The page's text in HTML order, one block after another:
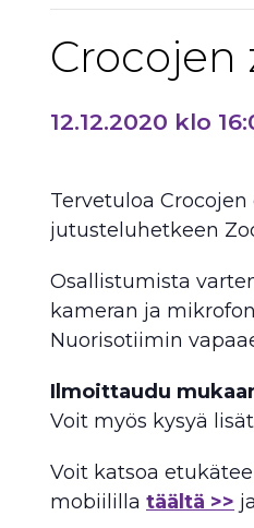
Crocojen
12.12.2020 klo
Tervetuloa
jutusteluhetkeen
Osallistumista
kameran ja
Nuorisotiimin
Ilmoittaudu
Voit myös kysyä
Voit katsoa
mobiililla täältä >>